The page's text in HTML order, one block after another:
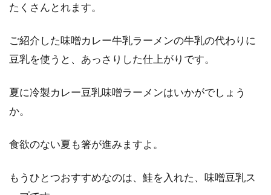
たくさんとれます。
ご紹介した味噌カレー牛乳ラーメンの牛乳の代わりに
豆乳を使うと、あっさりした仕上がりです。
夏に冷製カレー豆乳味噌ラーメンはいかがでしょう
か。
食欲のない夏も箸が進みますよ。
もうひとつおすすめなのは、鮭を入れた、味噌豆乳ス